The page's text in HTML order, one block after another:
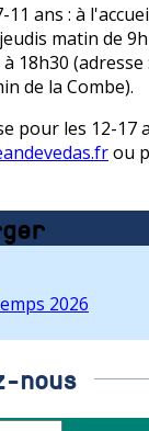
11 ans : à
matin de
18h30 (adresse
de la Combe).
pour les 12-17
ou
2026
nous